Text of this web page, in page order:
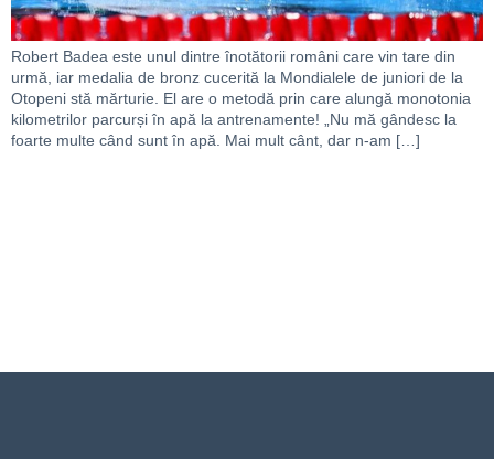
Robert Badea este unul dintre înotătorii români care vin tare din
urmă, iar medalia de bronz cucerită la Mondialele de juniori de la
Otopeni stă mărturie. El are o metodă prin care alungă monotonia
kilometrilor parcurși în apă la antrenamente! „Nu mă gândesc la
foarte multe când sunt în apă. Mai mult cânt, dar n-am […]